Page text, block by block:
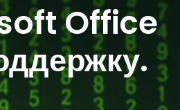
Office
«МойОфис», начала масштабное